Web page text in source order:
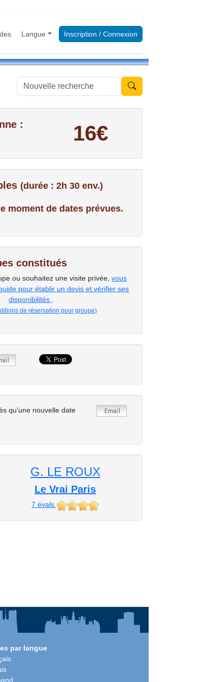
Langue Inscription / Connexion
Nouvelle recherche
: 16€
(durée : 2h 30 env.)
moment de dates prévues.
constitués
ou souhaitez une visite privée, vous
pour établir un devis et vérifier ses
disponibilités
de réservation pour groupe)
qu'une nouvelle date
G. LE ROUX
Le Vrai Paris
7 évals
par langue